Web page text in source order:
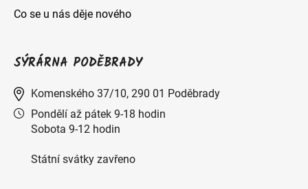
Co se u nás děje nového
SÝRÁRNA PODĚBRADY
Komenského 37/10, 290 01 Poděbrady
Pondělí až pátek 9-18 hodin
Sobota 9-12 hodin
Státní svátky zavřeno